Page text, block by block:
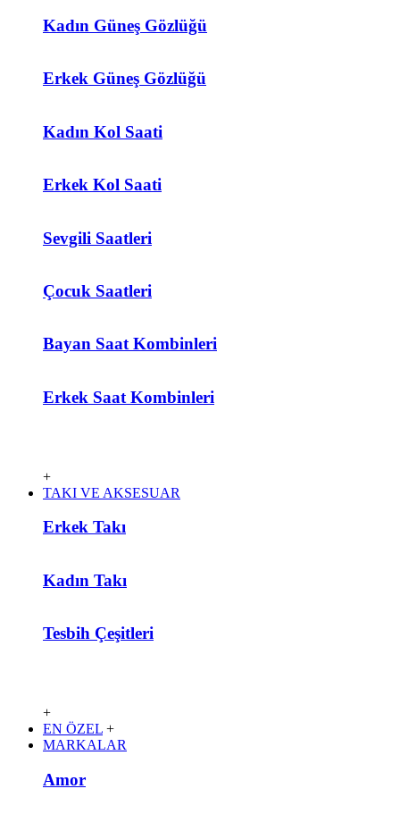
Kadın Güneş Gözlüğü
Erkek Güneş Gözlüğü
Kadın Kol Saati
Erkek Kol Saati
Sevgili Saatleri
Çocuk Saatleri
Bayan Saat Kombinleri
Erkek Saat Kombinleri
+
TAKI VE AKSESUAR
Erkek Takı
Kadın Takı
Tesbih Çeşitleri
+
EN ÖZEL +
MARKALAR
Amor